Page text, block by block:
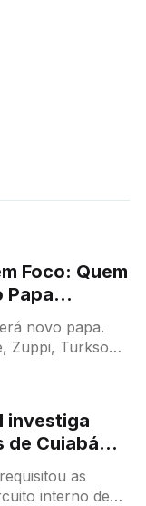
Foco: Quem
Papa
Trono
novo papa.
Zuppi, Turkson
Igreja Católica.
investiga
de Cuiabá
e requisita
Câmara
as
interno de